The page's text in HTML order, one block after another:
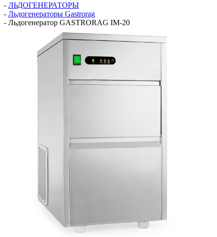
- ЛЬДОГЕНЕРАТОРЫ
- Льдогенераторы Gastrorag
- Льдогенератор GASTRORAG IM-20